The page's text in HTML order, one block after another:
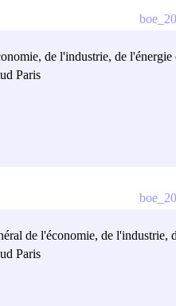
de l'industrie, de l'énergie
Paris
de l'économie, de l'industrie,
Paris